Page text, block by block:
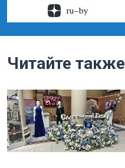
ru–by
Читайте также